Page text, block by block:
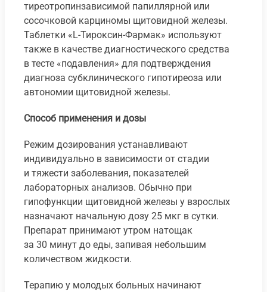
тиреотропинзависимой папиллярной или
сосочковой карциномы щитовидной железы.
Таблетки «L-Тироксин-Фармак» используют
также в качестве диагностического средства
в тесте «подавления» для подтверждения
диагноза субклинического гипотиреоза или
автономии щитовидной железы.
Способ применения и дозы
Режим дозирования устанавливают
индивидуально в зависимости от стадии
и тяжести заболевания, показателей
лабораторных анализов. Обычно при
гипофункции щитовидной железы у взрослых
назначают начальную дозу 25 мкг в сутки.
Препарат принимают утром натощак
за 30 минут до еды, запивая небольшим
количеством жидкости.
Терапию у молодых больных начинают